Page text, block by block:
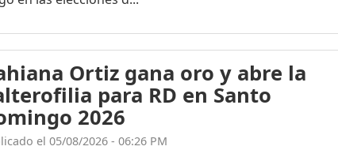
Ortiz gana oro y abre la
para RD en Santo
2026
el 05/08/2026 - 06:26 PM